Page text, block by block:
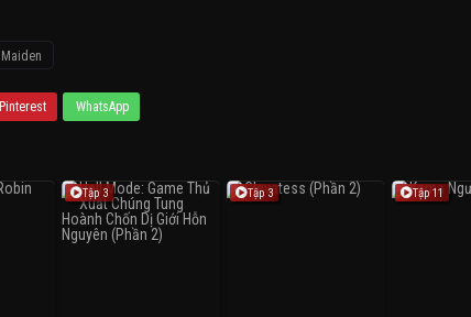
Pinterest WhatsApp
Tập 3 Tập 3 Tập 11